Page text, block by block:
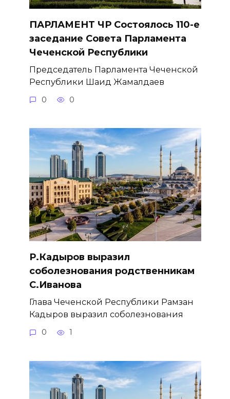
ПАРЛАМЕНТ ЧР Состоялось 110-е
заседание Совета Парламента
Чеченской Республики
Председатель Парламента Чеченской
Республики Шаид Жамалдаев
0 0
Р.Кадыров выразил
соболезнования родственникам
С.Иванова
Глава Чеченской Республики Рамзан
Кадыров выразил соболезнования
0 1